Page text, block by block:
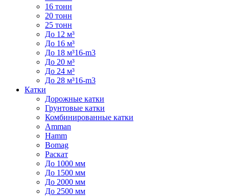
16 тонн
20 тонн
25 тонн
До 12 м³
До 16 м³
До 18 м³16-m3
До 20 м³
До 24 м³
До 28 м³16-m3
Катки
Дорожные катки
Грунтовые катки
Комбинированные катки
Amman
Hamm
Bomag
Раскат
До 1000 мм
До 1500 мм
До 2000 мм
До 2500 мм